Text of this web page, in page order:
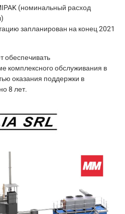
(номинальный расход
запланирован на конец 2021
обеспечивать
комплексного обслуживания в
оказания поддержки в
8 лет.